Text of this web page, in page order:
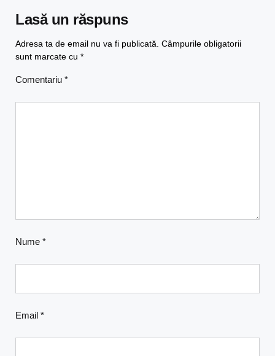
Lasă un răspuns
Adresa ta de email nu va fi publicată. Câmpurile obligatorii
sunt marcate cu *
Comentariu *
Nume *
Email *